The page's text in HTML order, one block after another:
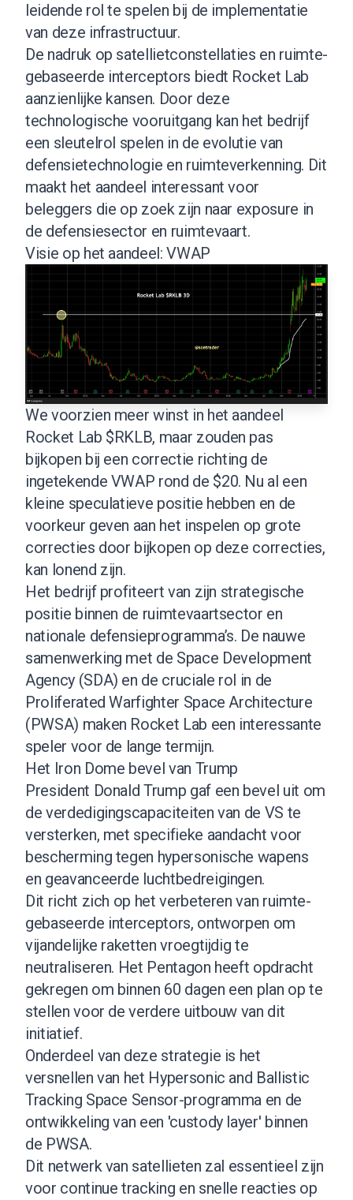
leidende rol te spelen bij de implementatie
van deze infrastructuur.
De nadruk op satellietconstellaties en ruimte-
gebaseerde interceptors biedt Rocket Lab
aanzienlijke kansen. Door deze
technologische vooruitgang kan het bedrijf
een sleutelrol spelen in de evolutie van
defensietechnologie en ruimteverkenning. Dit
maakt het aandeel interessant voor
beleggers die op zoek zijn naar exposure in
de defensiesector en ruimtevaart.
Visie op het aandeel: VWAP
We voorzien meer winst in het aandeel
Rocket Lab $RKLB, maar zouden pas
bijkopen bij een correctie richting de
ingetekende VWAP rond de $20. Nu al een
kleine speculatieve positie hebben en de
voorkeur geven aan het inspelen op grote
correcties door bijkopen op deze correcties,
kan lonend zijn.
Het bedrijf profiteert van zijn strategische
positie binnen de ruimtevaartsector en
nationale defensieprogramma’s. De nauwe
samenwerking met de Space Development
Agency (SDA) en de cruciale rol in de
Proliferated Warfighter Space Architecture
(PWSA) maken Rocket Lab een interessante
speler voor de lange termijn.
Het Iron Dome bevel van Trump
President Donald Trump gaf een bevel uit om
de verdedigingscapaciteiten van de VS te
versterken, met specifieke aandacht voor
bescherming tegen hypersonische wapens
en geavanceerde luchtbedreigingen.
Dit richt zich op het verbeteren van ruimte-
gebaseerde interceptors, ontworpen om
vijandelijke raketten vroegtijdig te
neutraliseren. Het Pentagon heeft opdracht
gekregen om binnen 60 dagen een plan op te
stellen voor de verdere uitbouw van dit
initiatief.
Onderdeel van deze strategie is het
versnellen van het Hypersonic and Ballistic
Tracking Space Sensor-programma en de
ontwikkeling van een 'custody layer' binnen
de PWSA.
Dit netwerk van satellieten zal essentieel zijn
voor continue tracking en snelle reacties op